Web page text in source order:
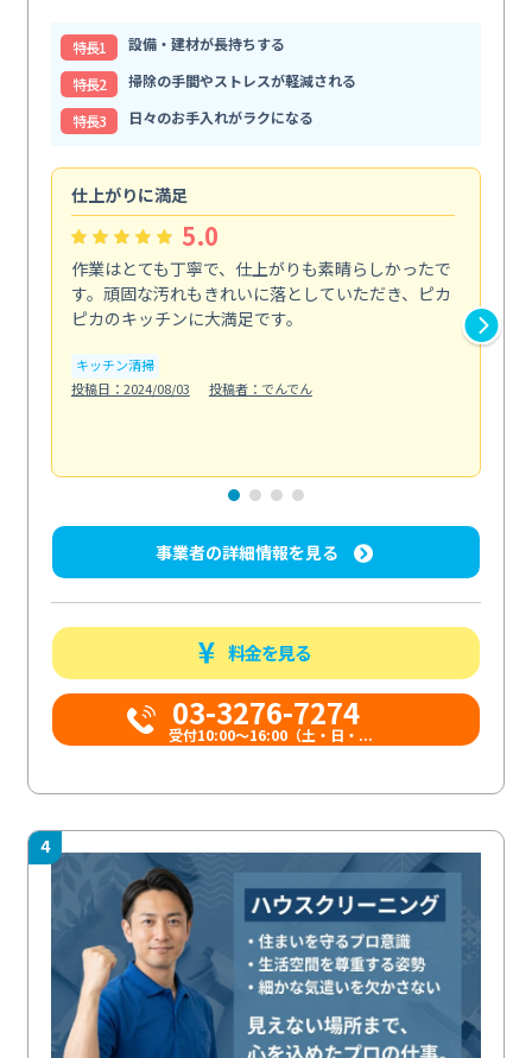
特⻑1
設備・建材が長持ちする
特⻑2
掃除の手間やストレスが軽減される
特⻑3
日々のお手入れがラクになる
仕上がりに満足
5.0
作業はとても丁寧で、仕上がりも素晴らしかったで
す。頑固な汚れもきれいに落としていただき、ピカ
ピカのキッチンに大満足です。
キッチン清掃
投稿日：2024/08/03
投稿者：でんでん
事業者の詳細情報を見る
料金を見る
03-3276-7274
受付10:00〜16:00（土・日・...
4